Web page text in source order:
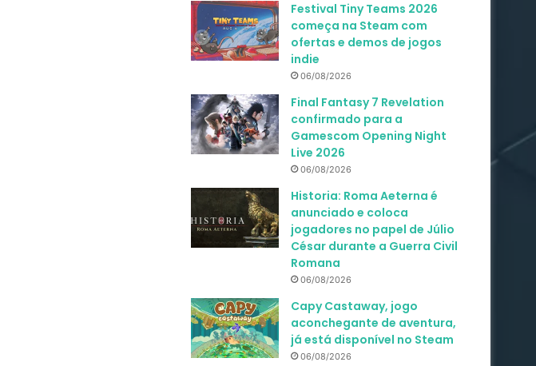
Festival Tiny Teams 2026
começa na Steam com
ofertas e demos de jogos
indie
06/08/2026
Final Fantasy 7 Revelation
confirmado para a
Gamescom Opening Night
Live 2026
06/08/2026
Historia: Roma Aeterna é
anunciado e coloca
jogadores no papel de Júlio
César durante a Guerra Civil
Romana
06/08/2026
Capy Castaway, jogo
aconchegante de aventura,
já está disponível no Steam
06/08/2026